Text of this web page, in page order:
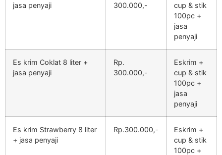
jasa penyaji
300.000,-
cup & stik
100pc +
jasa
penyaji
Es krim Coklat 8 liter +
jasa penyaji
Rp.
300.000,-
Eskrim +
cup & stik
100pc +
jasa
penyaji
Es krim Strawberry 8 liter
+ jasa penyaji
Rp.300.000,-
Eskrim +
cup & stik
100pc +